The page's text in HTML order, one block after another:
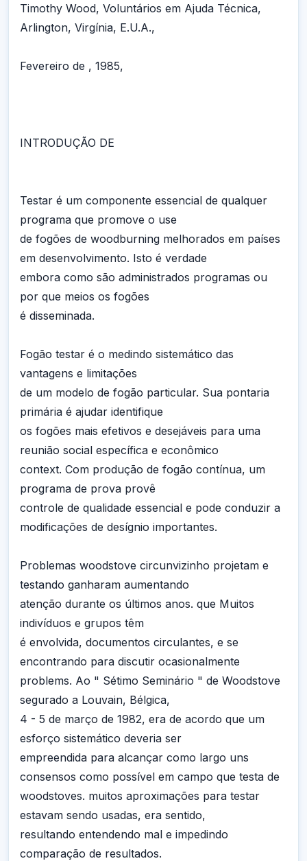
Timothy Wood, Voluntários em Ajuda Técnica,
Arlington, Virgínia, E.U.A.,
Fevereiro de , 1985,
INTRODUÇÃO DE
Testar é um componente essencial de qualquer
programa que promove o use
de fogões de woodburning melhorados em países
em desenvolvimento. Isto é verdade
embora como são administrados programas ou
por que meios os fogões
é disseminada.
Fogão testar é o medindo sistemático das
vantagens e limitações
de um modelo de fogão particular. Sua pontaria
primária é ajudar identifique
os fogões mais efetivos e desejáveis para uma
reunião social específica e econômico
context. Com produção de fogão contínua, um
programa de prova provê
controle de qualidade essencial e pode conduzir a
modificações de desígnio importantes.
Problemas woodstove circunvizinho projetam e
testando ganharam aumentando
atenção durante os últimos anos. que Muitos
indivíduos e grupos têm
é envolvida, documentos circulantes, e se
encontrando para discutir ocasionalmente
problems. Ao " Sétimo Seminário " de Woodstove
segurado a Louvain, Bélgica,
4 - 5 de março de 1982, era de acordo que um
esforço sistemático deveria ser
empreendida para alcançar como largo uns
consensos como possível em campo que testa de
woodstoves. muitos aproximações para testar
estavam sendo usadas, era sentido,
resultando entendendo mal e impedindo
comparação de resultados.